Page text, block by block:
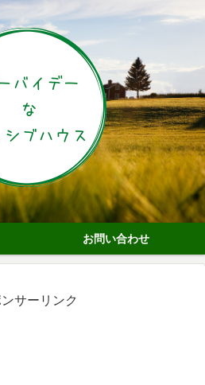
お問い合わせ
サーリンク